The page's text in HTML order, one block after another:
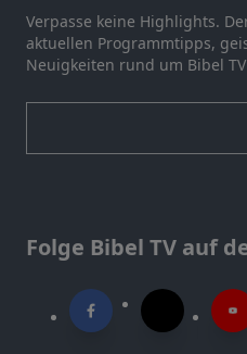
Verpasse keine Highlights.
aktuellen Programmtipps,
Neuigkeiten rund um Bibel
Folge Bibel TV auf